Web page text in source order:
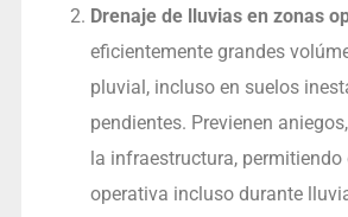
Drenaje de lluvias en zonas
eficientemente grandes
pluvial, incluso en suelos
pendientes. Previenen
la infraestructura,
operativa incluso durante